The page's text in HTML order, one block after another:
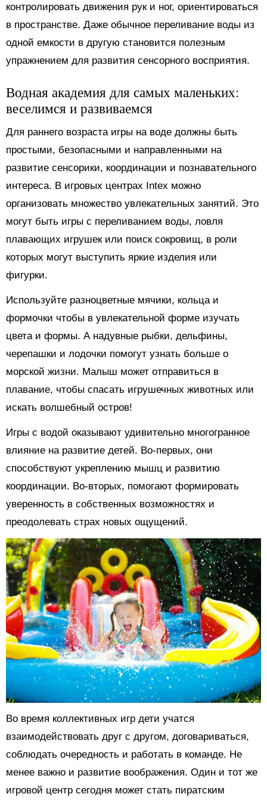
контролировать движения рук и ног, ориентироваться
в пространстве. Даже обычное переливание воды из
одной емкости в другую становится полезным
упражнением для развития сенсорного восприятия.
Водная академия для самых маленьких:
веселимся и развиваемся
Для раннего возраста игры на воде должны быть
простыми, безопасными и направленными на
развитие сенсорики, координации и познавательного
интереса. В игровых центрах Intex можно
организовать множество увлекательных занятий. Это
могут быть игры с переливанием воды, ловля
плавающих игрушек или поиск сокровищ, в роли
которых могут выступить яркие изделия или
фигурки.
Используйте разноцветные мячики, кольца и
формочки чтобы в увлекательной форме изучать
цвета и формы. А надувные рыбки, дельфины,
черепашки и лодочки помогут узнать больше о
морской жизни. Малыш может отправиться в
плавание, чтобы спасать игрушечных животных или
искать волшебный остров!
Игры с водой оказывают удивительно многогранное
влияние на развитие детей. Во-первых, они
способствуют укреплению мышц и развитию
координации. Во-вторых, помогают формировать
уверенность в собственных возможностях и
преодолевать страх новых ощущений.
Во время коллективных игр дети учатся
взаимодействовать друг с другом, договариваться,
соблюдать очередность и работать в команде. Не
менее важно и развитие воображения. Один и тот же
игровой центр сегодня может стать пиратским